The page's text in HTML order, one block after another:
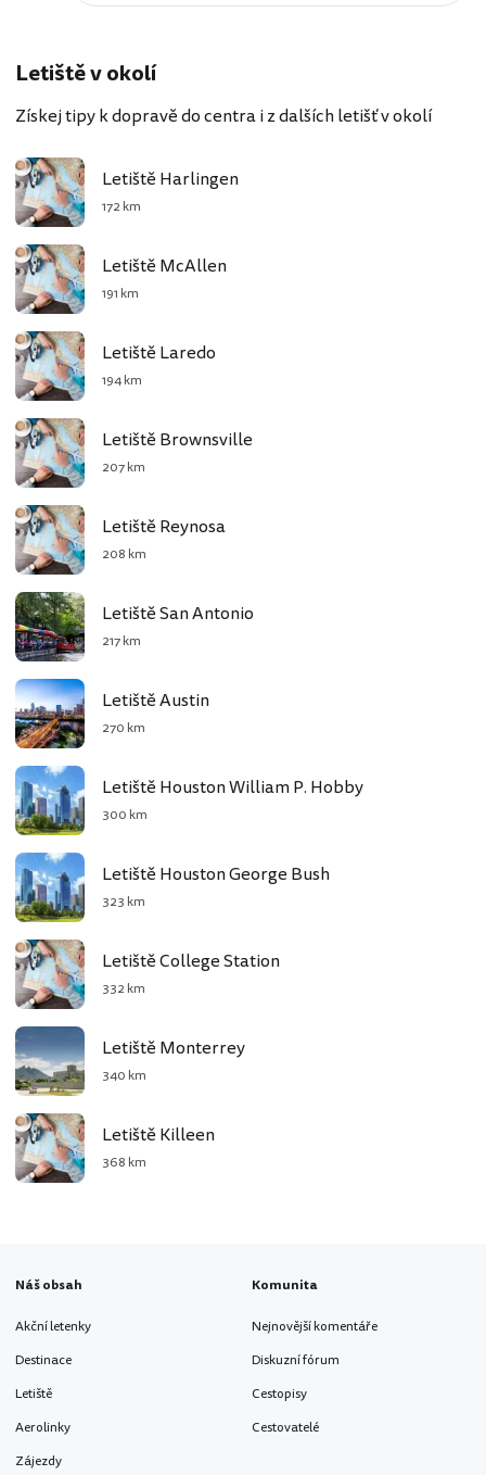
Letiště v okolí
Získej tipy k dopravě do centra i z dalších letišť v okolí
Letiště Harlingen
172 km
Letiště McAllen
191 km
Letiště Laredo
194 km
Letiště Brownsville
207 km
Letiště Reynosa
208 km
Letiště San Antonio
217 km
Letiště Austin
270 km
Letiště Houston William P. Hobby
300 km
Letiště Houston George Bush
323 km
Letiště College Station
332 km
Letiště Monterrey
340 km
Letiště Killeen
368 km
Náš obsah
Akční letenky
Destinace
Letiště
Aerolinky
Zájezdy
Komunita
Nejnovější komentáře
Diskuzní fórum
Cestopisy
Cestovatelé